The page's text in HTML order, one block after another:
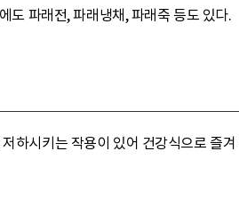
도 파래전, 파래냉채, 파래죽 등도 있다.
시키는 작용이 있어 건강식으로 즐